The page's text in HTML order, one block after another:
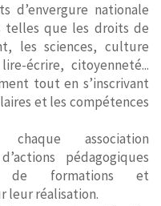
d’envergure nationale
telles que les droits de
les sciences, culture
écrire, citoyenneté...
tout en s’inscrivant
et les compétences
association
pédagogiques
de formations et
leur réalisation.